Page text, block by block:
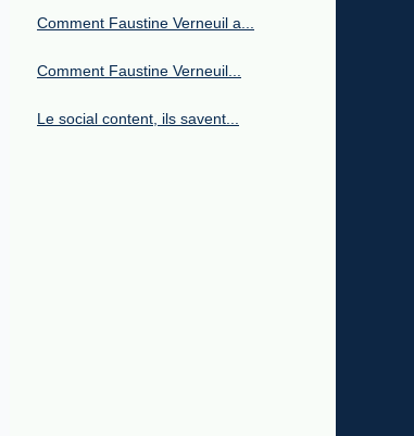
Comment Faustine Verneuil a...
Comment Faustine Verneuil...
Le social content, ils savent...